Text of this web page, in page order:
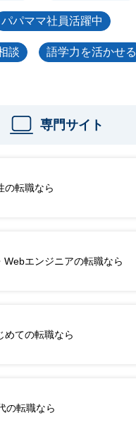
パパママ社員活躍中
談 語学力を活かせる
専門サイト
の転職なら
Webエンジニアの転職なら
めての転職なら
の転職なら